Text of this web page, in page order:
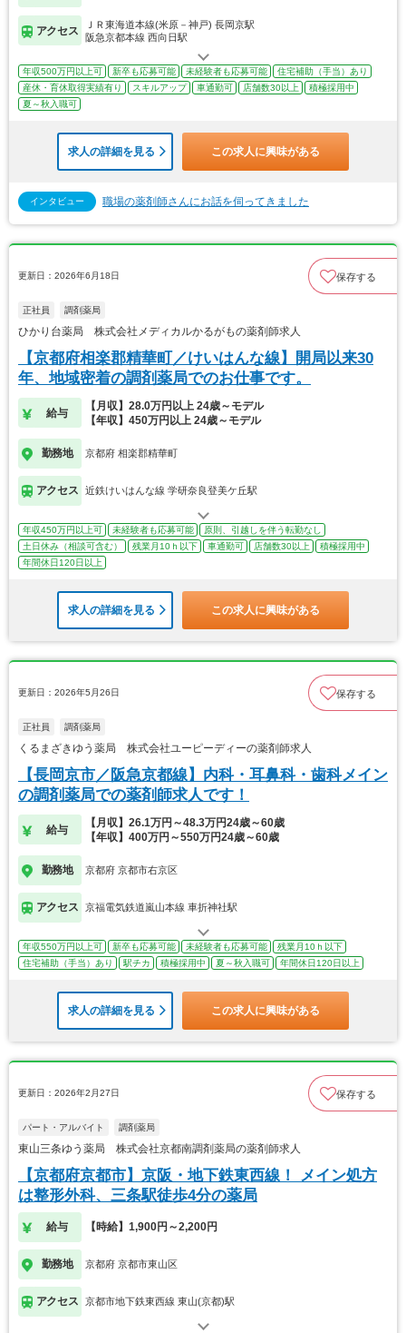
アクセス
ＪＲ東海道本線(米原－神戸) 長岡京駅
阪急京都本線 西向日駅
年収500万円以上可 新卒も応募可能 未経験者も応募可能
住宅補助（手当）あり
産休・育休取得実績有り
スキルアップ 車通勤可 店舗数30以上
積極採用中
夏～秋入職可
求人の詳細を見る この求人に興味がある
インタビュー 職場の薬剤師さんにお話を伺ってきました
更新日：2026年6月18日 保存する
正社員 調剤薬局
ひかり台薬局 株式会社メディカルかるがもの薬剤師求人
【京都府相楽郡精華町／けいはんな線】開局以来30
年、地域密着の調剤薬局でのお仕事です。
給与
【月収】28.0万円以上 24歳～モデル
【年収】450万円以上 24歳～モデル
勤務地 京都府 相楽郡精華町
アクセス 近鉄けいはんな線 学研奈良登美ケ丘駅
年収450万円以上可 未経験者も応募可能
原則、引越しを伴う転勤なし
土日休み（相談可含む）
残業月10ｈ以下 車通勤可 店舗数30以上
積極採用中
年間休日120日以上
求人の詳細を見る この求人に興味がある
更新日：2026年5月26日 保存する
正社員 調剤薬局
くるまざきゆう薬局 株式会社ユーピーディーの薬剤師求人
【長岡京市／阪急京都線】内科・耳鼻科・歯科メイン
の調剤薬局での薬剤師求人です！
給与
【月収】26.1万円～48.3万円24歳～60歳
【年収】400万円～550万円24歳～60歳
勤務地 京都府 京都市右京区
アクセス 京福電気鉄道嵐山本線 車折神社駅
年収550万円以上可 新卒も応募可能 未経験者も応募可能
残業月10ｈ以下
住宅補助（手当）あり
駅チカ 積極採用中 夏～秋入職可 年間休日120日以上
求人の詳細を見る この求人に興味がある
更新日：2026年2月27日 保存する
パート・アルバイト 調剤薬局
東山三条ゆう薬局 株式会社京都南調剤薬局の薬剤師求人
【京都府京都市】京阪・地下鉄東西線！ メイン処方
は整形外科、三条駅徒歩4分の薬局
給与 【時給】1,900円～2,200円
勤務地 京都府 京都市東山区
アクセス 京都市地下鉄東西線 東山(京都)駅